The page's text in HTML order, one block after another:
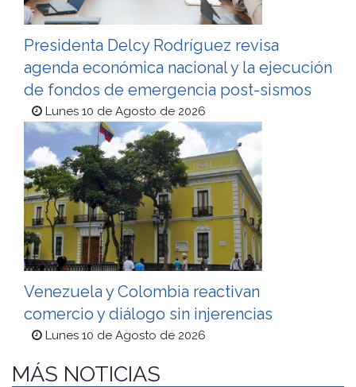
Presidenta Delcy Rodríguez revisa
agenda económica nacional y la ejecución
de fondos de emergencia post-sismos
Lunes 10 de Agosto de 2026
Venezuela y Colombia reactivan
comercio y diálogo sin injerencias
Lunes 10 de Agosto de 2026
MÁS NOTICIAS